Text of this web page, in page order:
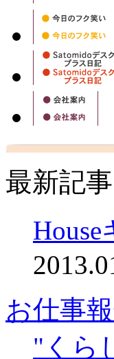
最新記事
お仕事
"くら